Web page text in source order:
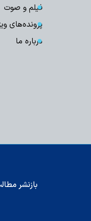
فیلم و صوت
پرونده‌های
درباره ما
بازنشر